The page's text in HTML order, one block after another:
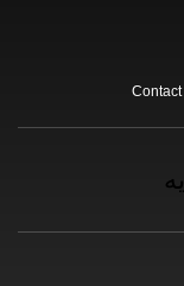
Contact